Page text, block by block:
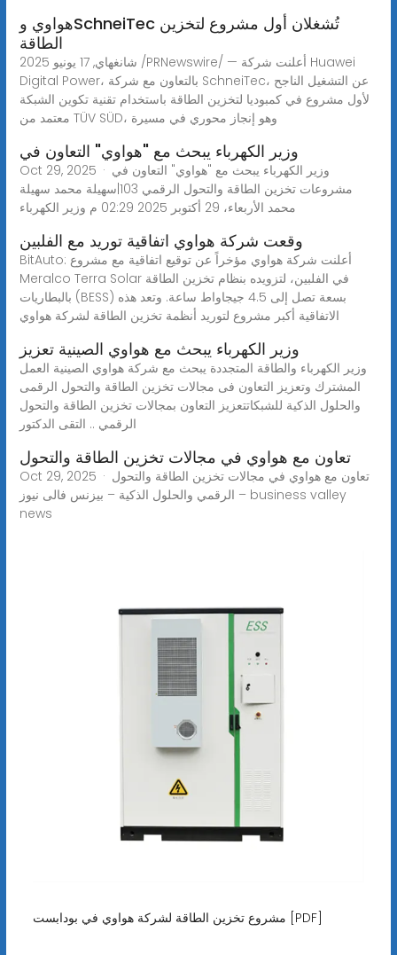
هواوي وSchneiTec تُشغلان أول مشروع لتخزين
الطاقة
شانغهاي, 17 يونيو 2025 /PRNewswire/ — أعلنت شركة Huawei
Digital Power، بالتعاون مع شركة SchneiTec، عن التشغيل الناجح
لأول مشروع في كمبوديا لتخزين الطاقة باستخدام تقنية تكوين الشبكة
معتمد من TÜV SÜD، وهو إنجاز محوري في مسيرة
وزير الكهرباء يبحث مع "هواوي" التعاون في
Oct 29, 2025 · وزير الكهرباء يبحث مع "هواوي" التعاون في
مشروعات تخزين الطاقة والتحول الرقمي 103|سهيلة محمد سهيلة
محمد الأربعاء، 29 أكتوبر 2025 02:29 م وزير الكهرباء
وقعت شركة هواوي اتفاقية توريد مع الفلبين
BitAuto: أعلنت شركة هواوي مؤخراً عن توقيع اتفاقية مع مشروع
Meralco Terra Solar في الفلبين، لتزويده بنظام تخزين الطاقة
بالبطاريات (BESS) بسعة تصل إلى 4.5 جيجاواط ساعة. وتعد هذه
الاتفاقية أكبر مشروع لتوريد أنظمة تخزين الطاقة لشركة هواوي
وزير الكهرباء يبحث مع هواوي الصينية تعزيز
وزير الكهرباء والطاقة المتجددة يبحث مع شركة هواوي الصينية العمل
المشترك وتعزيز التعاون فى مجالات تخزين الطاقة والتحول الرقمى
والحلول الذكية للشبكاتتعزيز التعاون بمجالات تخزين الطاقة والتحول
الرقمي .. التقى الدكتور
تعاون مع هواوي في مجالات تخزين الطاقة والتحول
Oct 29, 2025 · تعاون مع هواوي في مجالات تخزين الطاقة والتحول
الرقمي والحلول الذكية – بيزنس فالى نيوز – business valley
news
مشروع تخزين الطاقة لشركة هواوي في بودابست [PDF]